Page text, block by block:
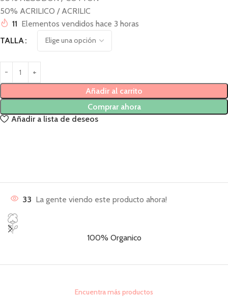
50% ACRILICO / ACRILIC
11 Elementos vendidos hace 3 horas
TALLA
Añadir al carrito
Comprar ahora
Añadir a lista de deseos
33 La gente viendo este producto ahora!
100% Organico
Encuentra más productos